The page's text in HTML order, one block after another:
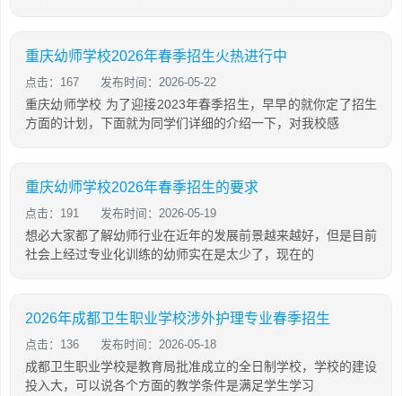
重庆幼师学校2026年春季招生火热进行中
点击：167 发布时间：2026-05-22
重庆幼师学校 为了迎接2023年春季招生，早早的就你定了招生
方面的计划，下面就为同学们详细的介绍一下，对我校感
重庆幼师学校2026年春季招生的要求
点击：191 发布时间：2026-05-19
想必大家都了解幼师行业在近年的发展前景越来越好，但是目前
社会上经过专业化训练的幼师实在是太少了，现在的
2026年成都卫生职业学校涉外护理专业春季招生
点击：136 发布时间：2026-05-18
成都卫生职业学校是教育局批准成立的全日制学校，学校的建设
投入大，可以说各个方面的教学条件是满足学生学习